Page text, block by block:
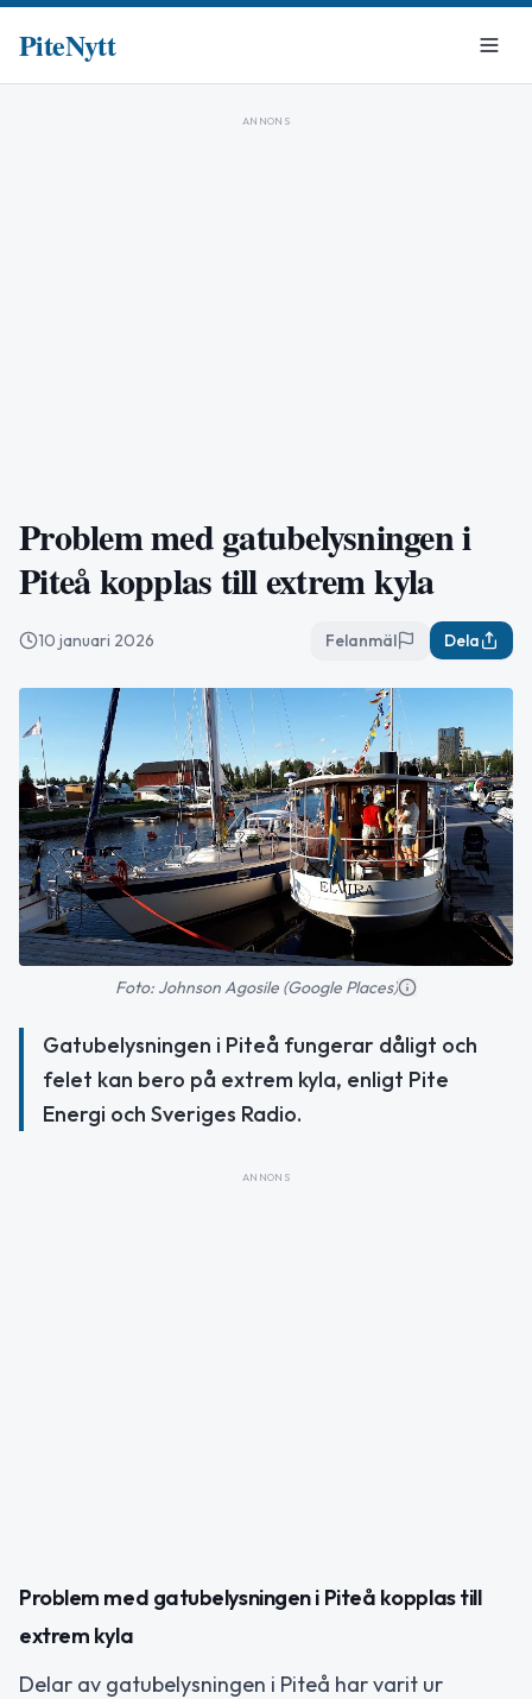
PiteNytt
ANNONS
Problem med gatubelysningen i
Piteå kopplas till extrem kyla
10 januari 2026 Felanmäl Dela
Foto: Johnson Agosile (Google Places)
Gatubelysningen i Piteå fungerar dåligt och
felet kan bero på extrem kyla, enligt Pite
Energi och Sveriges Radio.
ANNONS
Problem med gatubelysningen i Piteå kopplas till
extrem kyla
Delar av gatubelysningen i Piteå har varit ur